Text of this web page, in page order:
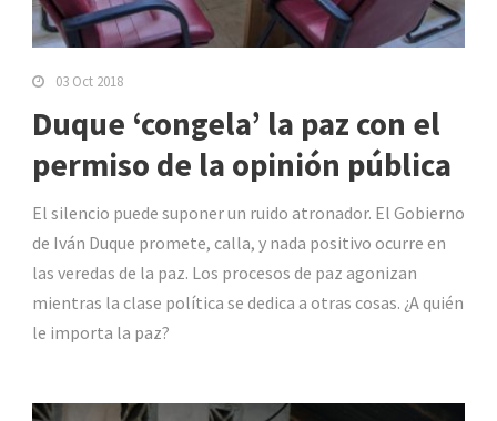
03 Oct 2018
Duque ‘congela’ la paz con el
permiso de la opinión pública
El silencio puede suponer un ruido atronador. El Gobierno
de Iván Duque promete, calla, y nada positivo ocurre en
las veredas de la paz. Los procesos de paz agonizan
mientras la clase política se dedica a otras cosas. ¿A quién
le importa la paz?